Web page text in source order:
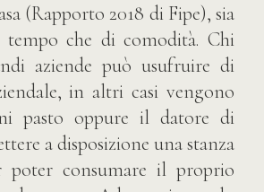
(Rapporto 2018 di Fipe), sia
che di comodità. Chi
aziende può usufruire di
in altri casi vengono
pasto oppure il datore di
a disposizione una stanza
poter consumare il proprio